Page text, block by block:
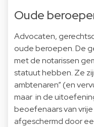
Oude
Advocaten,
oude beroepen. De
met de notarissen
statuut hebben. Ze
ambtenaren” (en
maar in de
beoefenaars van
afgeschermd door